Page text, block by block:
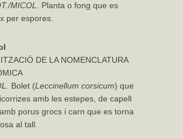
MICOL. Planta o fong que es
per espores.
DE LA NOMENCLATURA
Bolet (Leccinellum corsicum) que
amb les estepes, de capell
porus grocs i carn que es torna
al tall.